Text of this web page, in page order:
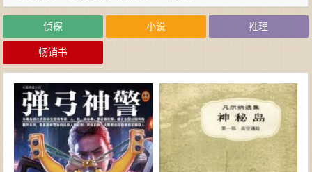
侦探 小说 推理
畅销书